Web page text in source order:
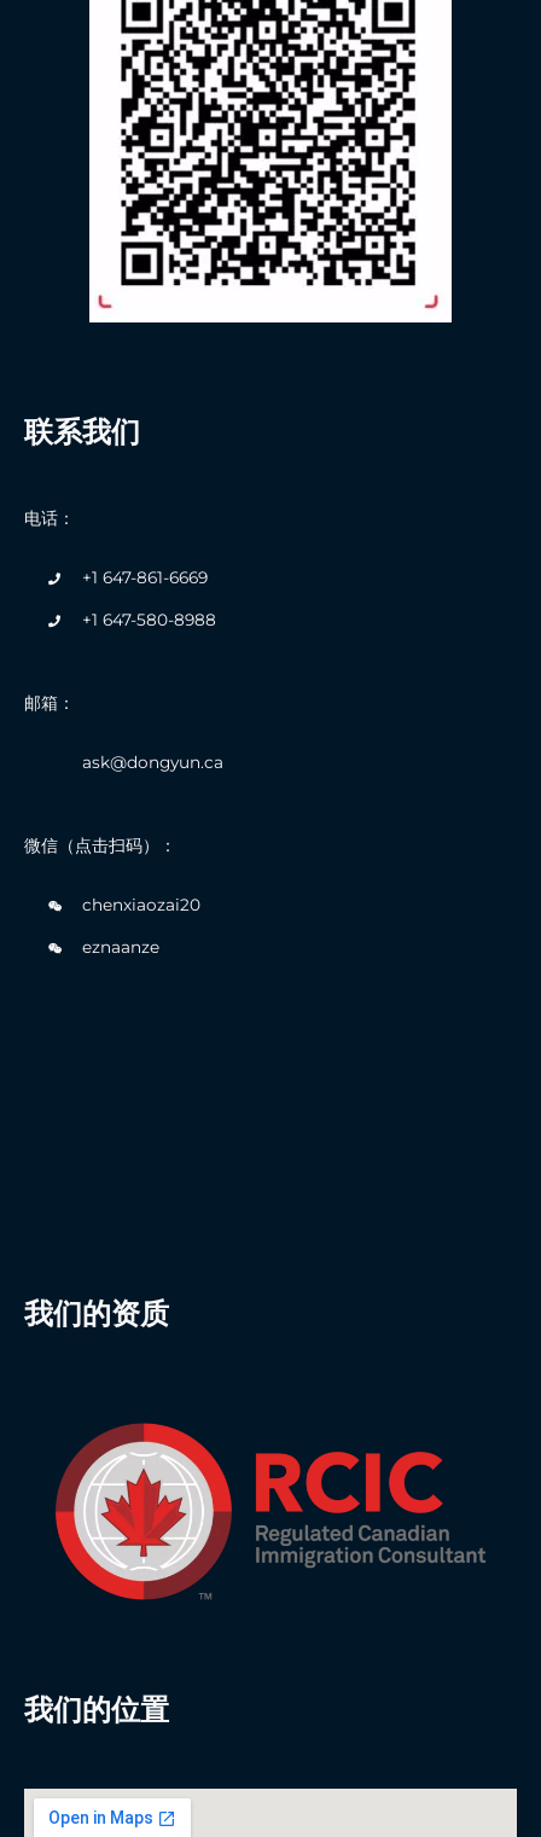
联系我们
电话：
+1 647-861-6669
+1 647-580-8988
邮箱：
ask@dongyun.ca
微信（点击扫码）：
chenxiaozai20
eznaanze
我们的资质
我们的位置